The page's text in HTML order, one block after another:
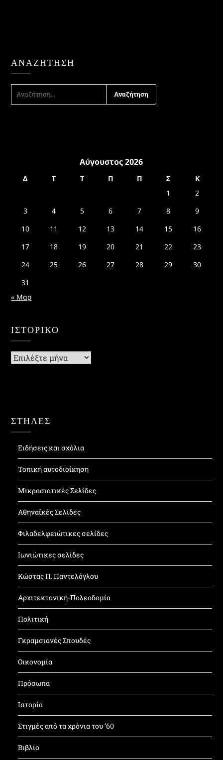
ΑΝΑΖΉΤΗΣΗ
ΑΝΑΖΉΤΗΣΗ
ΓΙΑ:
Αύγουστος 2026
Δ Τ Τ Π Π Σ
Κ
1
2
3
4 5 6 7 8
9
10
11 12 13 14 15
16
17
18 19 20 21 22
23
24
25 26 27 28 29
30
31
« Μαρ
ΙΣΤΟΡΙΚΌ
Ιστορικό
ΣΤΗΛΕΣ
Ειδήσεις και σχόλια
Τοπική αυτοδιοίκηση
Μικρασιατικές Σελίδες
Αθηναϊκές Σελίδες
Φιλαδελφειώτικες σελίδες
Ιωνιώτικες σελίδες
Κώστας Π. Παντελόγλου
Αρχιτεκτονική-Πολεοδομία
Πολιτική
Γκραμσιανές Σπουδές
Οικονομία
Πρόσωπα
Ιστορία
Στιγμές από τα χρόνια του ’60
Βιβλίο